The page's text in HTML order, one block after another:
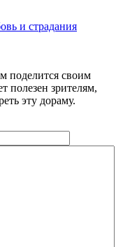
и страдания
поделится своим
полезен зрителям,
эту дораму.